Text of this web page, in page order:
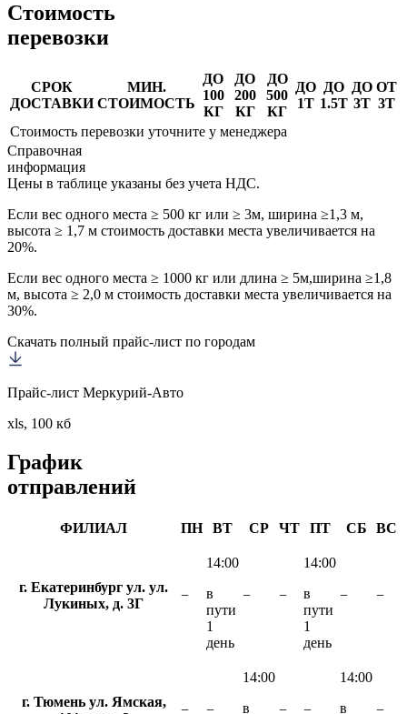
Стоимость
перевозки
СРОК
ДОСТАВКИ
МИН.
СТОИМОСТЬ
ДО
100
КГ
ДО
200
КГ
ДО
500
КГ
ДО
1Т
ДО
1.5Т
ДО
3Т
ОТ
3Т
Стоимость перевозки уточните у менеджера
Справочная
информация
Цены в таблице указаны без учета НДС.
Если вес одного места ≥ 500 кг или ≥ 3м, ширина ≥1,3 м,
высота ≥ 1,7 м стоимость доставки места увеличивается на
20%.
Если вес одного места ≥ 1000 кг или длина ≥ 5м,ширина ≥1,8
м, высота ≥ 2,0 м стоимость доставки места увеличивается на
30%.
Скачать полный прайс-лист по городам
Прайс-лист Меркурий-Авто
xls, 100 кб
График
отправлений
ФИЛИАЛ ПН ВТ СР ЧТ ПТ СБ ВС
г. Екатеринбург ул. ул.
Лукиных, д. 3Г
−
14:00
в
пути
1
день
− −
14:00
в
пути
1
день
− −
г. Тюмень ул. Ямская,
− −
14:00
в
− −
14:00
в
−